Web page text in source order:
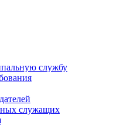
службу
служащих